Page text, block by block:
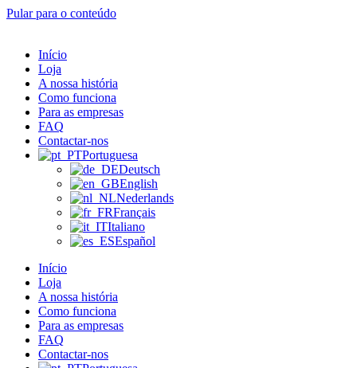
Pular para o conteúdo
Início
Loja
A nossa história
Como funciona
Para as empresas
FAQ
Contactar-nos
Portuguesa
Deutsch
English
Nederlands
Français
Italiano
Español
Início
Loja
A nossa história
Como funciona
Para as empresas
FAQ
Contactar-nos